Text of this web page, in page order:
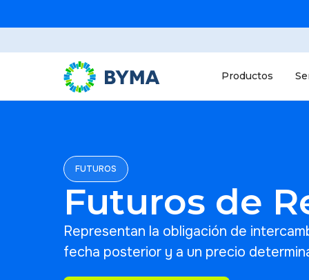
Productos
FUTUROS
Futuros de
Representan la obligación de
fecha posterior y a un precio